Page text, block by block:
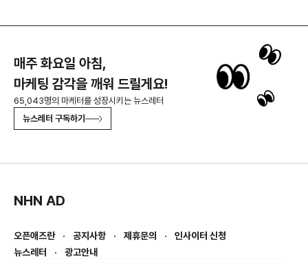
매주 화요일 아침,
마케팅 감각을 깨워 드릴게요!
65,043명의 마케터를 성장시키는 뉴스레터
뉴스레터 구독하기
NHN AD
오픈애즈란 공지사항 제휴문의
인사이터 신청
뉴스레터
광고안내